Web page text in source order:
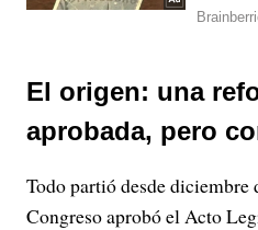
El origen: una
aprobada, pero
Todo partió desde diciembre
Congreso aprobó el Acto